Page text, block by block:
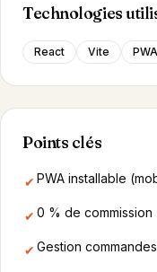
Technologies
React Vite PWA
Points clés
✔ PWA installable
✔ 0 % de commission
✔ Gestion